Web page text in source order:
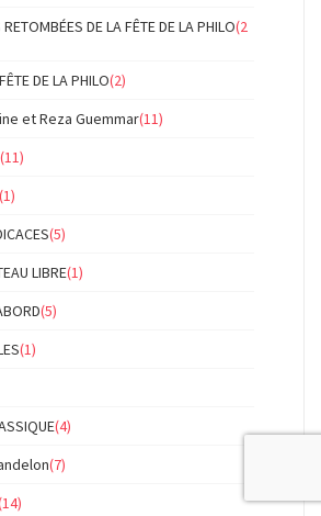
RETOMBÉES DE LA FÊTE DE LA PHILO(2
DE LA PHILO(2)
et Reza Guemmar(11)
(11)
(1)
(5)
LIBRE(1)
(5)
(1)
(4)
(7)